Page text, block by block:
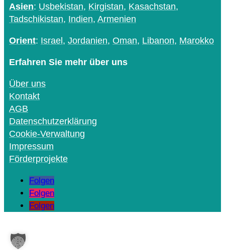
Asien: Usbekistan, Kirgistan, Kasachstan,
Tadschikistan, Indien, Armenien
Orient: Israel , Jordanien, Oman, Libanon, Marokko
Erfahren Sie mehr über uns
Über uns
Kontakt
AGB
Datenschutzerklärung
Cookie-Verwaltung
Impressum
Förderprojekte
Folgen
Folgen
Folgen